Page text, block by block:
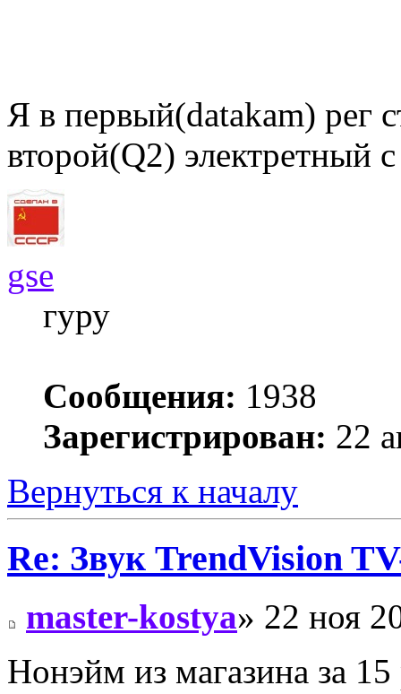
Я в первый(datakam) рег
второй(Q2) электретный
gse
гуру
Сообщения: 1938
Зарегистрирован: 22
Вернуться к началу
Re: Звук TrendVision
master-kostya» 22 ноя
Нонэйм из магазина за